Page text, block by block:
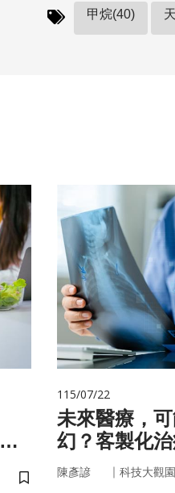
甲烷(40)
儲存書籤
115/07/22
未來醫療，
幻？客製化
實世界
陳彥諺 ｜ 科技大觀